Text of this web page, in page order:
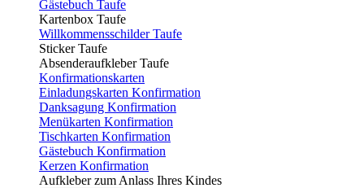
Gästebuch Taufe
Kartenbox Taufe
Willkommensschilder Taufe
Sticker Taufe
Absenderaufkleber Taufe
Konfirmationskarten
Einladungskarten Konfirmation
Danksagung Konfirmation
Menükarten Konfirmation
Tischkarten Konfirmation
Gästebuch Konfirmation
Kerzen Konfirmation
Aufkleber zum Anlass Ihres Kindes